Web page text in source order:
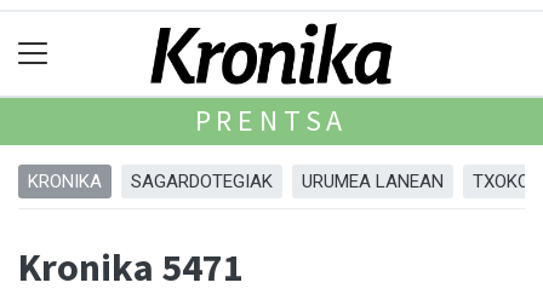
PRENTSA
KRONIKA SAGARDOTEGIAK URUMEA LANEAN
Kronika 5471